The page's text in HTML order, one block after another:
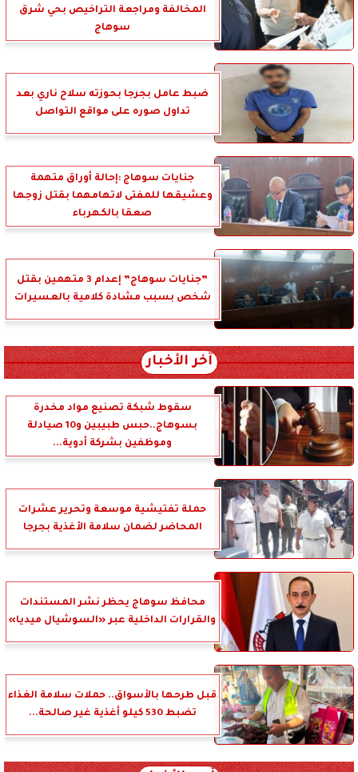
المخالفة ومراجعة التراخيص بحي شرق
سوهاج
ضبط عامل بجرجا بحوزته سلاح ناري بعد
تداول صوره على مواقع التواصل
جنايات سوهاج :إحالة أوراق متهمة
وعشيقها للمفتى لاتهامهما بقتل زوجها
صعقا بالكهرباء
”جنايات سوهاج” إعدام 3 متهمين بقتل
شخص بسبب مشادة كلامية بالعسيرات
آخر الأخبار
سقوط شبكة تصنيع مواد مخدرة
بسوهاج..حبس طبيبين و10 صيادلة
وموظفين بشركة أدوية...
حملة تفتيشية موسعة وتحرير عشرات
المحاضر لضمان سلامة الأغذية بجرجا
محافظ سوهاج يحظر نشر المستندات
والقرارات الداخلية عبر «السوشيال ميديا»
قبل طرحها بالأسواق.. حملات سلامة الغذاء
تضبط 530 كيلو أغذية غير صالحة...